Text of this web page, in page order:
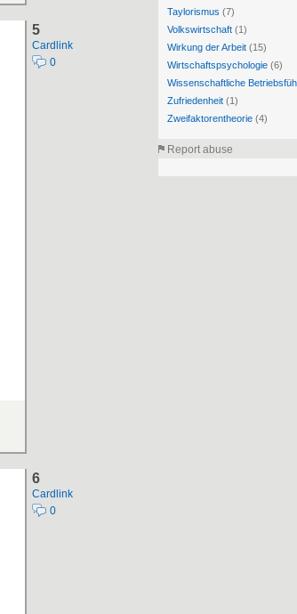
5
Cardlink
0
6
Cardlink
0
Taylorismus (7)
Volkswirtschaft (1)
Wirkung der Arbeit (15)
Wirtschaftspsychologie (6)
Wissenschaftliche
Zufriedenheit (1)
Zweifaktorentheorie (4)
Report abuse